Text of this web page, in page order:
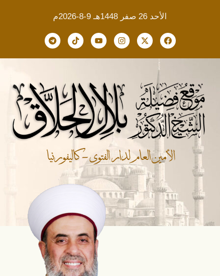
الأحد 26 صفر 1448هـ 9-8-2026م